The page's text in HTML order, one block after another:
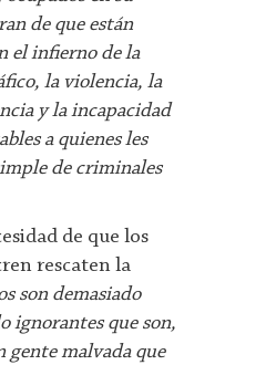
de que están
el infierno de la
la violencia, la
y la incapacidad
a quienes les
de criminales
de que los
rescaten la
son demasiado
ignorantes que son,
gente malvada que